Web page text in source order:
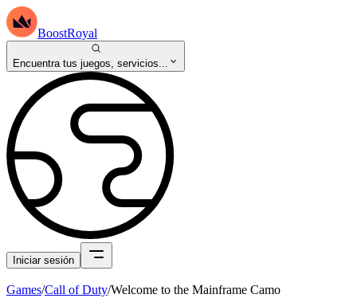
BoostRoyal
Encuentra tus juegos, servicios...
Iniciar sesión
Games/Call of Duty/Welcome to the Mainframe Camo